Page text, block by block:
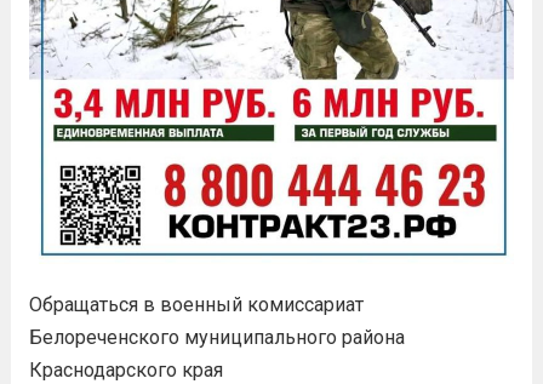
Обращаться в военный комиссариат
Белореченского муниципального района
Краснодарского края